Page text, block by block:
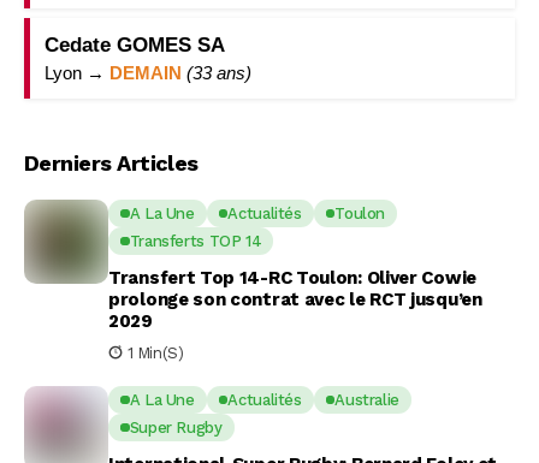
Cedate GOMES SA
Lyon → DEMAIN (33 ans)
Derniers Articles
A La Une Actualités
Toulon
Transferts TOP 14
Transfert Top 14-RC Toulon: Oliver Cowie
prolonge son contrat avec le RCT jusqu’en
2029
1 Min(s)
A La Une Actualités
Australie
Super Rugby